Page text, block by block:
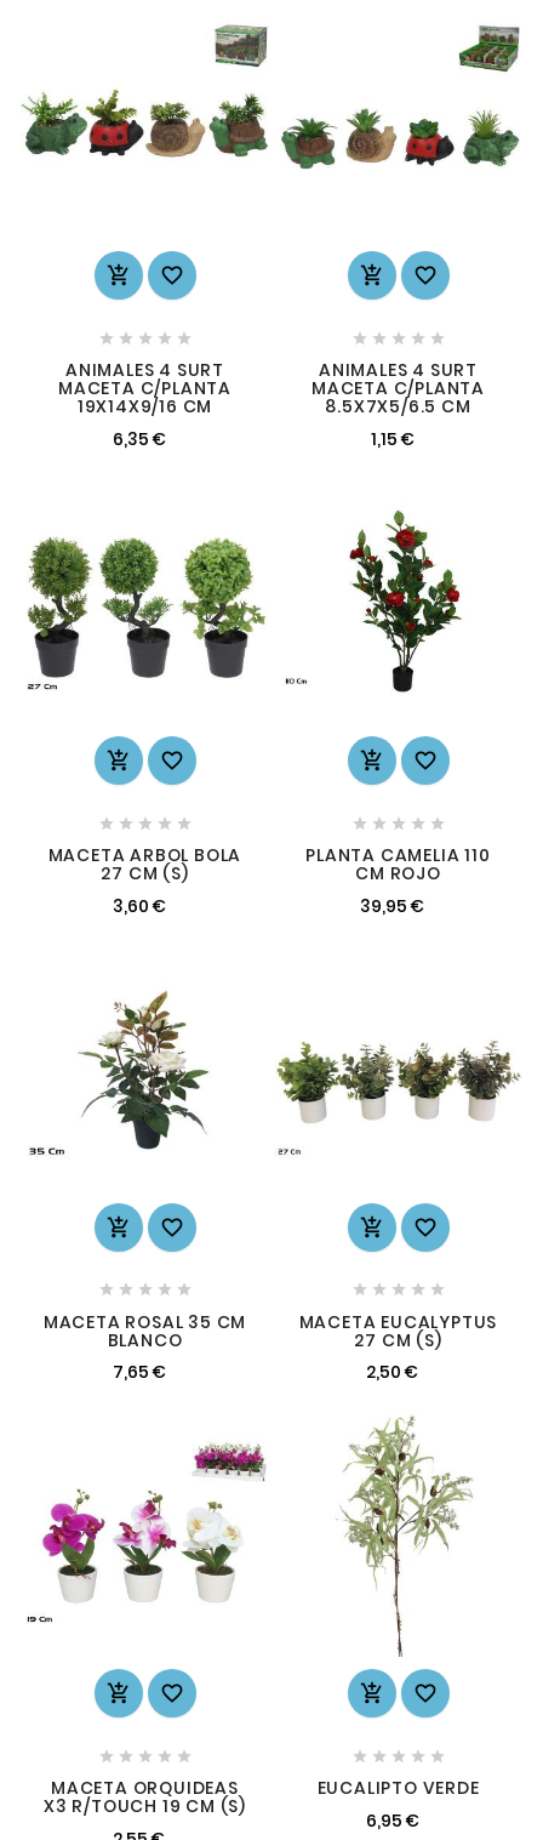
 
    
ANIMALES 4 SURT
MACETA C/PLANTA
19X14X9/16 CM
6,35 €
 
    
ANIMALES 4 SURT
MACETA C/PLANTA
8.5X7X5/6.5 CM
1,15 €
 
    
MACETA ARBOL BOLA
27 CM (S)
3,60 €
 
    
PLANTA CAMELIA 110
CM ROJO
39,95 €
 
    
MACETA ROSAL 35 CM
BLANCO
7,65 €
 
    
MACETA EUCALYPTUS
27 CM (S)
2,50 €
 
    
MACETA ORQUIDEAS
X3 R/TOUCH 19 CM (S)
 
    
EUCALIPTO VERDE
6,95 €